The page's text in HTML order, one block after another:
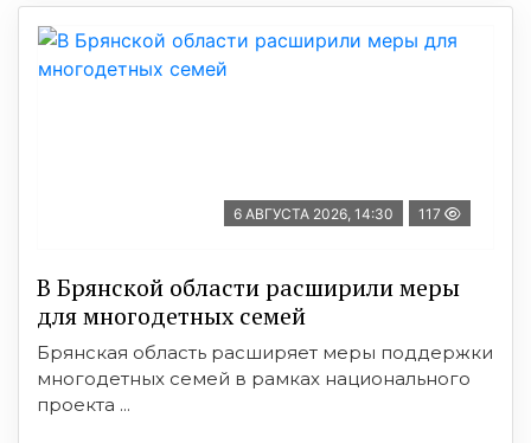
6 АВГУСТА 2026, 14:30 117
В Брянской области расширили меры
для многодетных семей
Брянская область расширяет меры поддержки
многодетных семей в рамках национального
проекта ...